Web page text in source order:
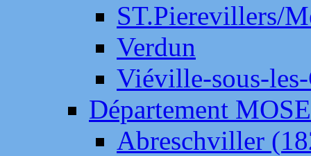
ST.Pierevillers/
Verdun
Viéville-sous-
Département
Abreschviller